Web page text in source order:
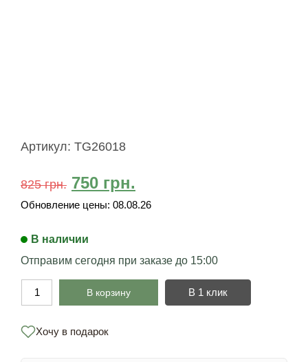
Артикул: TG26018
825грн. 750 грн.
Обновление цены: 08.08.26
В наличии
Отправим сегодня при заказе до 15:00
В корзину В 1 клик
Хочу в подарок